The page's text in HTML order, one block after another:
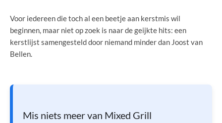
Voor iedereen die toch al een beetje aan kerstmis wil
beginnen, maar niet op zoek is naar de geijkte hits: een
kerstlijst samengesteld door niemand minder dan Joost van
Bellen.
Mis niets meer van Mixed Grill